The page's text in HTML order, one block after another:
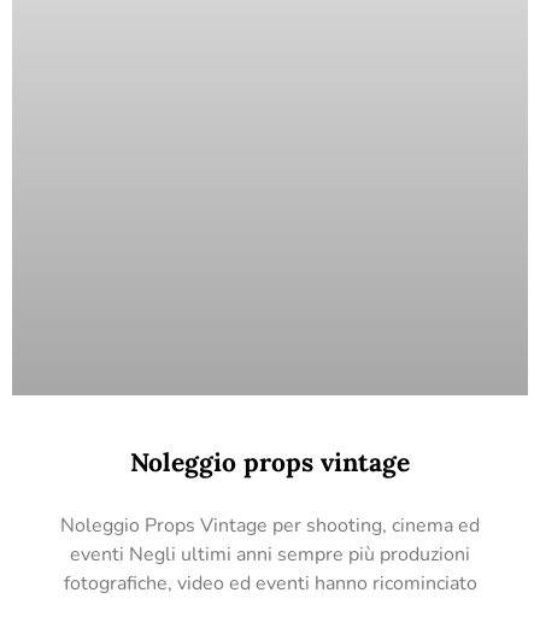
Noleggio props vintage
Noleggio Props Vintage per shooting, cinema ed
eventi Negli ultimi anni sempre più produzioni
fotografiche, video ed eventi hanno ricominciato